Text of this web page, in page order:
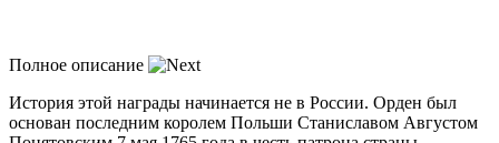
Полное описание
История этой награды начинается не в России. Орден был
основан последним королем Польши Станиславом Августом